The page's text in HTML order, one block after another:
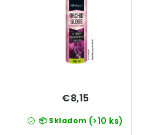
📦 Skladom (>10 ks)
€8,15